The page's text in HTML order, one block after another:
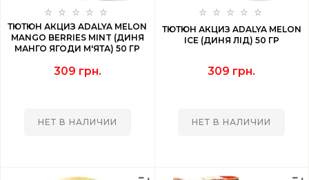
ТЮТЮН АКЦИЗ ADALYA MELON
MANGO BERRIES MINT (ДИНЯ
МАНГО ЯГОДИ М'ЯТА) 50 ГР
309 грн.
НЕТ В НАЛИЧИИ
ТЮТЮН АКЦИЗ ADALYA MELON
ICE (ДИНЯ ЛІД) 50 ГР
309 грн.
НЕТ В НАЛИЧИИ